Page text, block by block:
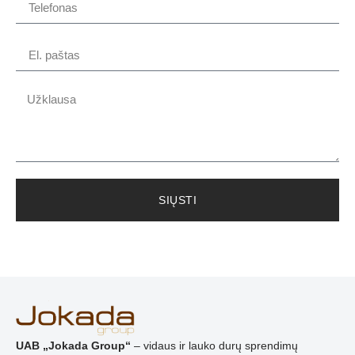
SIŲSTI
UAB „Jokada Group“ – vidaus ir lauko durų sprendimų